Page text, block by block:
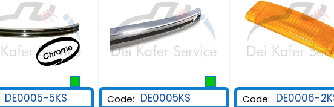
DE0005-5KS Code: DE0005KS Code: DE0006-